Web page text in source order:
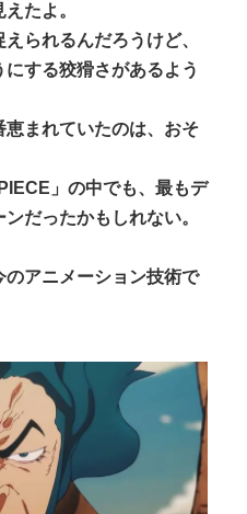
たよ。
られるんだろうけど、
する狡猾さがあるよう
まれていたのは、おそ
」の中でも、最もデ
だったかもしれない。
アニメーション技術で